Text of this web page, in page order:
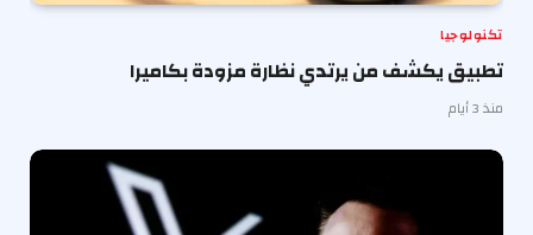
تكنولوجيا
تطبيق يكشف من يرتدي نظارة مزودة بكاميرا
منذ 3 أيام